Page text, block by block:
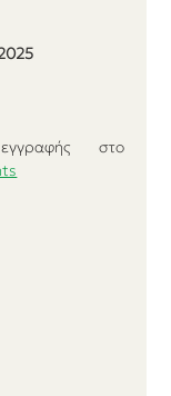
Ελεύθερη Συμμετοχή κατόπιν εγγραφής στο